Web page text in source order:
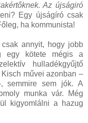
Az újságiró
Egy újságíró csak
ha kommunista!
annyit, hogy jobb
egy kötete mégis a
hulladékgyűjtő
művei azonban –
semmire sem jók. A
munka vár. Még
kigyomlálni a hazug